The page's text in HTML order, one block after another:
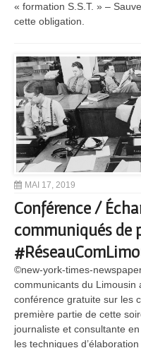
« formation S.S.T. » –
cette obligation.
MAI 17, 2019
Conférence /
communiqués de
©new-york-times-
communicants du Limousin
conférence gratuite sur les
première partie de cette
journaliste et consultante
les techniques